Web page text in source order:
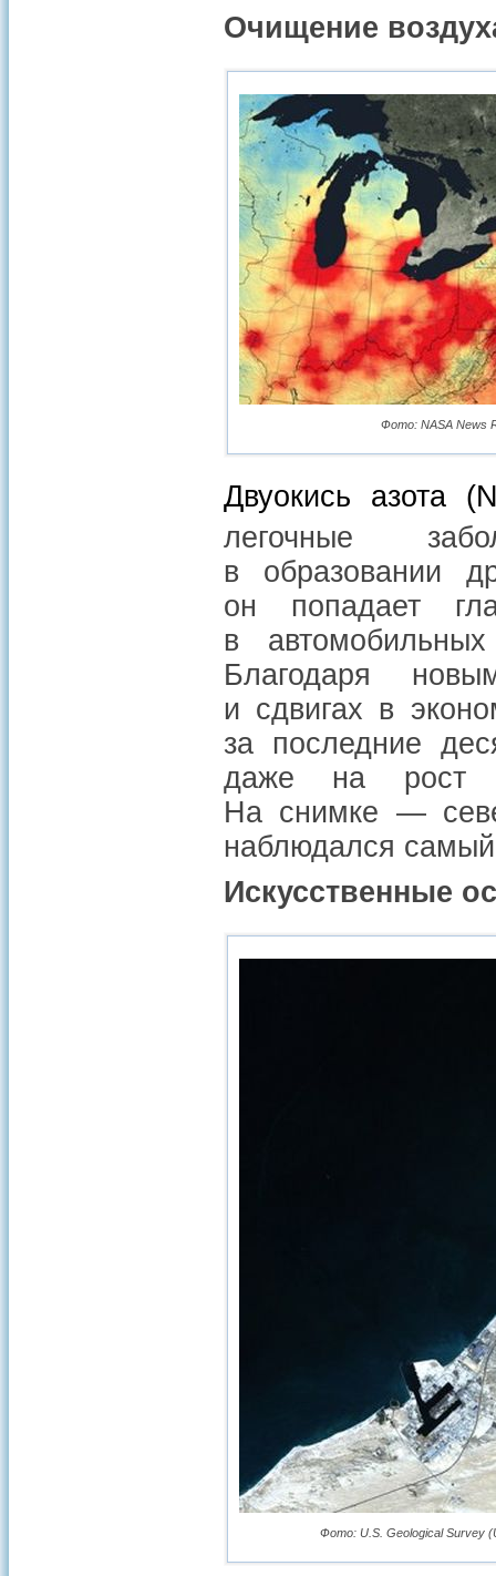
Очищение
Фото: NASA News
Двуокись азота
легочные
в образовании
он попадает
в
Благодаря
и сдвигах в
за последние
даже на рост
На снимке —
наблюдался
Искусственные
Фото: U.S. Geological Survey